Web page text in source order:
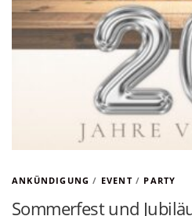
ANKÜNDIGUNG / EVENT/ PARTY
Sommerfest und